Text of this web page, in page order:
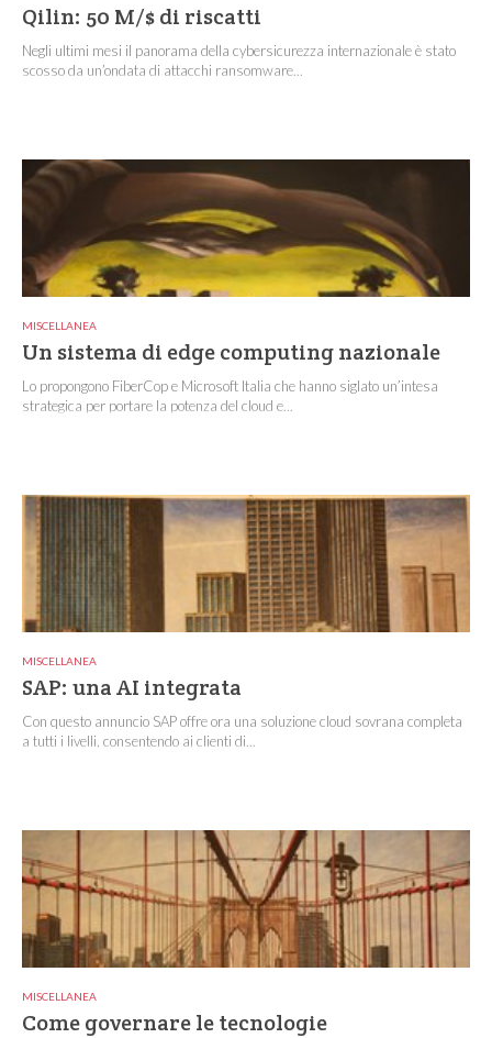
Qilin: 50 M/$ di riscatti
Negli ultimi mesi il panorama della cybersicurezza internazionale è stato
scosso da un’ondata di attacchi ransomware...
MISCELLANEA
Un sistema di edge computing nazionale
Lo propongono FiberCop e Microsoft Italia che hanno siglato un’intesa
strategica per portare la potenza del cloud e...
MISCELLANEA
SAP: una AI integrata
Con questo annuncio SAP offre ora una soluzione cloud sovrana completa
a tutti i livelli, consentendo ai clienti di...
MISCELLANEA
Come governare le tecnologie